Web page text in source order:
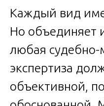
Каждый вид
Но объединяет
любая
экспертиза
объективной,